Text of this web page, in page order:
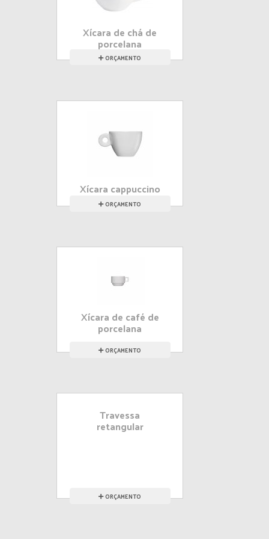
Xícara de chá de
porcelana
ORÇAMENTO
Xícara cappuccino
ORÇAMENTO
Xícara de café de
porcelana
ORÇAMENTO
Travessa
retangular
ORÇAMENTO